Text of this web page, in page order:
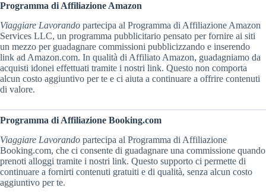
Programma di Affiliazione Amazon
Viaggiare Lavorando partecipa al Programma di Affiliazione Amazon
Services LLC, un programma pubblicitario pensato per fornire ai siti
un mezzo per guadagnare commissioni pubblicizzando e inserendo
link ad Amazon.com. In qualità di Affiliato Amazon, guadagniamo da
acquisti idonei effettuati tramite i nostri link. Questo non comporta
alcun costo aggiuntivo per te e ci aiuta a continuare a offrire contenuti
di valore.
Programma di Affiliazione Booking.com
Viaggiare Lavorando partecipa al Programma di Affiliazione
Booking.com, che ci consente di guadagnare una commissione quando
prenoti alloggi tramite i nostri link. Questo supporto ci permette di
continuare a fornirti contenuti gratuiti e di qualità, senza alcun costo
aggiuntivo per te.